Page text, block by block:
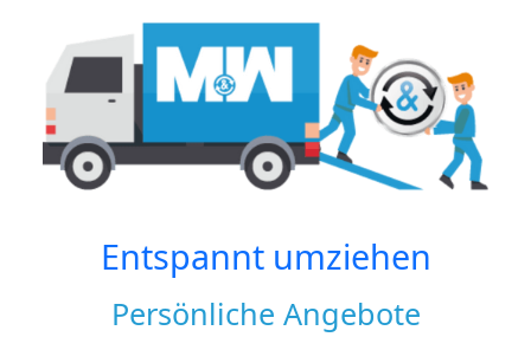
Entspannt umziehen
Persönliche Angebote